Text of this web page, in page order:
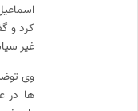
کرد و
غیر
وی
ها در